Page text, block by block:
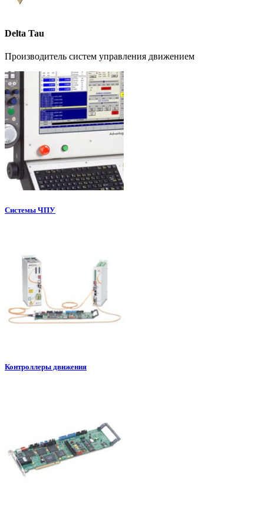
Delta Tau
Производитель систем управления движением
Системы ЧПУ
Контроллеры движения